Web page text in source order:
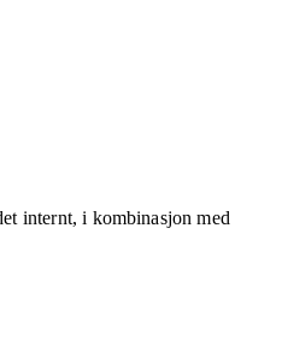
internt, i kombinasjon med